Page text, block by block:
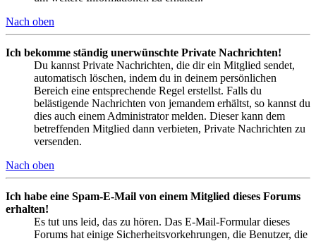
Nach oben
Ich bekomme ständig unerwünschte Private Nachrichten!
Du kannst Private Nachrichten, die dir ein Mitglied sendet,
automatisch löschen, indem du in deinem persönlichen
Bereich eine entsprechende Regel erstellst. Falls du
belästigende Nachrichten von jemandem erhältst, so kannst du
dies auch einem Administrator melden. Dieser kann dem
betreffenden Mitglied dann verbieten, Private Nachrichten zu
versenden.
Nach oben
Ich habe eine Spam-E-Mail von einem Mitglied dieses Forums
erhalten!
Es tut uns leid, das zu hören. Das E-Mail-Formular dieses
Forums hat einige Sicherheitsvorkehrungen, die Benutzer, die